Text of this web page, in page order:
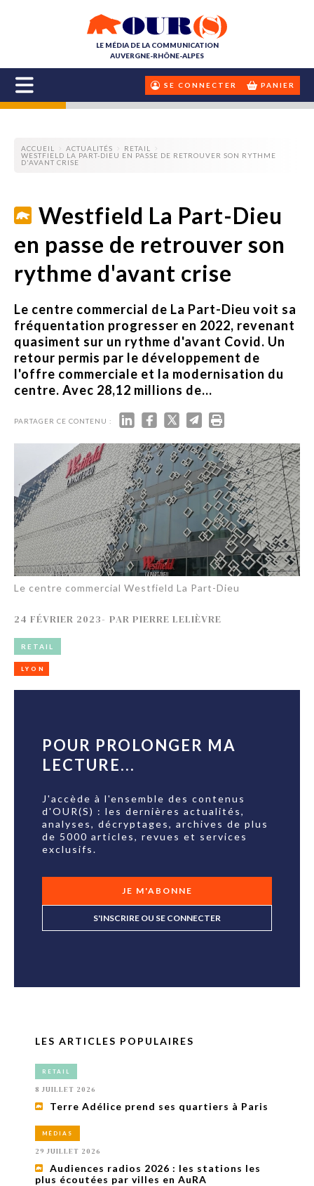
LE MÉDIA DE LA COMMUNICATION
AUVERGNE-RHÔNE-ALPES
SE CONNECTER PANIER
ACCUEIL ACTUALITÉS
RETAIL
WESTFIELD LA PART-DIEU EN PASSE DE RETROUVER SON RYTHME
D'AVANT CRISE
Westfield La Part-Dieu
en passe de retrouver son
rythme d'avant crise
Le centre commercial de La Part-Dieu voit sa
fréquentation progresser en 2022, revenant
quasiment sur un rythme d'avant Covid. Un
retour permis par le développement de
l'offre commerciale et la modernisation du
centre. Avec 28,12 millions de...
PARTAGER CE CONTENU :
Le centre commercial Westfield La Part-Dieu
24 FÉVRIER 2023- PAR PIERRE LELIÈVRE
RETAIL
LYON
POUR PROLONGER MA
LECTURE...
J'accède à l'ensemble des contenus
d'OUR(S) : les dernières actualités,
analyses, décryptages, archives de plus
de 5000 articles, revues et services
exclusifs.
JE M'ABONNE
S'INSCRIRE OU SE CONNECTER
LES ARTICLES POPULAIRES
RETAIL
8 JUILLET 2026
Terre Adélice prend ses quartiers à Paris
MÉDIAS
29 JUILLET 2026
Audiences radios 2026 : les stations les
plus écoutées par villes en AuRA